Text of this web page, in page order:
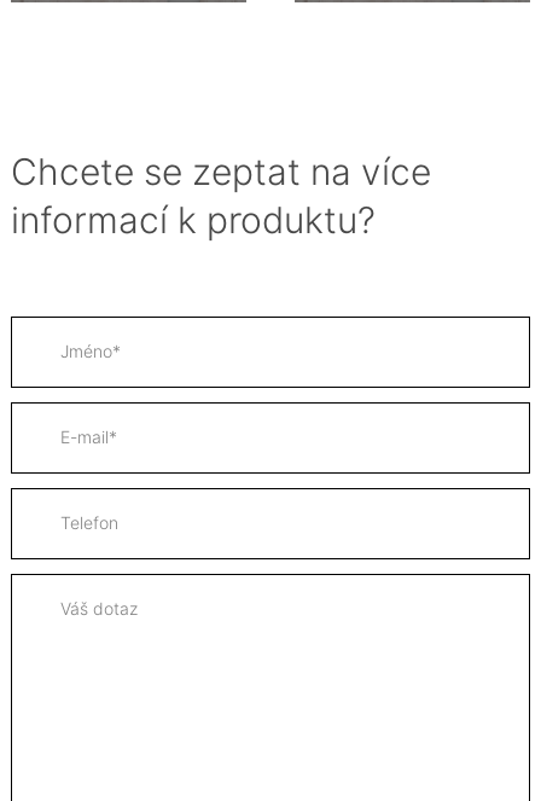
Chcete se zeptat na více
informací k produktu?